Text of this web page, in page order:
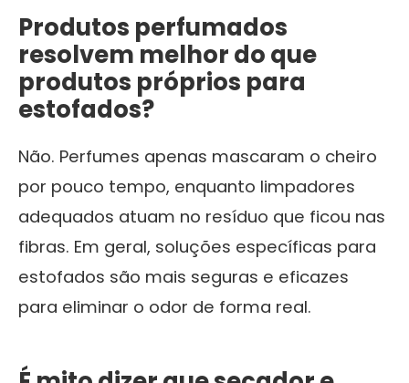
Produtos perfumados
resolvem melhor do que
produtos próprios para
estofados?
Não. Perfumes apenas mascaram o cheiro
por pouco tempo, enquanto limpadores
adequados atuam no resíduo que ficou nas
fibras. Em geral, soluções específicas para
estofados são mais seguras e eficazes
para eliminar o odor de forma real.